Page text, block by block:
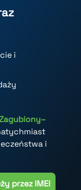
i
i
przez IMEI